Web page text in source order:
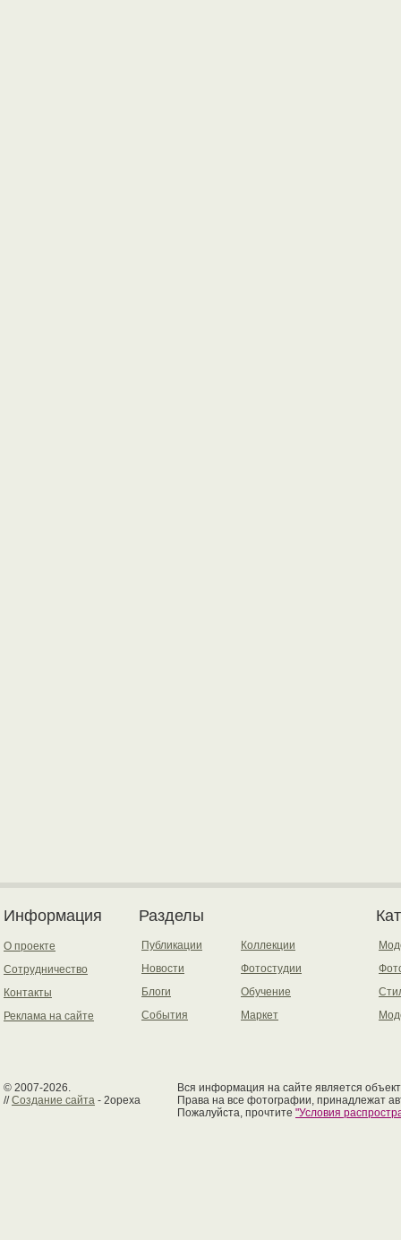
Информация
О проекте
Сотрудничество
Контакты
Реклама на сайте
Разделы
Публикации
Новости
Блоги
События
Коллекции
Фотостудии
Обучение
Маркет
© 2007-2026.
//Создание сайта - 2opexa
Вся информация на сайте является
Права на все фотографии, принадлежат
Пожалуйста, прочтите "Условия